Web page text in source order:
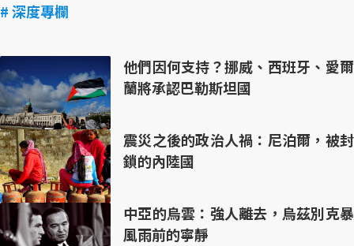
# 深度專欄
他們因何支持？挪威、西班牙、愛爾
蘭將承認巴勒斯坦國
震災之後的政治人禍：尼泊爾，被封
鎖的內陸國
中亞的烏雲：強人離去，烏茲別克暴
風雨前的寧靜